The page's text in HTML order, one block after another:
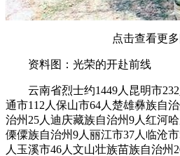
点击查看更
资料图：光荣的开赴前线
云南省烈士约1449人昆明市232
通市112人保山市64人楚雄彝族自
治州25人迪庆藏族自治州9人红河
傈僳族自治州9人丽江市37人临沧
人玉溪市46人文山壮族苗族自治州